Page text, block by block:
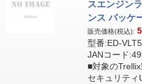
スエンジン
ンス パッケ
販売価格(税込):
型番:ED-
JANコード
■対象の
セキュリティ